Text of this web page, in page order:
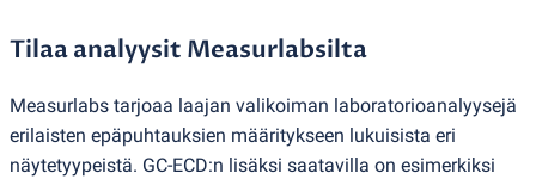
Tilaa analyysit Measurlabsilta
Measurlabs tarjoaa laajan valikoiman laboratorioanalyysejä
erilaisten epäpuhtauksien määritykseen lukuisista eri
näytetyypeistä. GC-ECD:n lisäksi saatavilla on esimerkiksi